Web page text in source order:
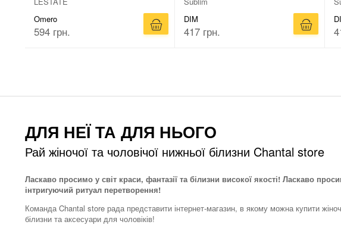
Omero
594 грн.
DIM
417 грн.
ДЛЯ НЕЇ ТА ДЛЯ НЬОГО
Рай жіночої та чоловічої нижньої білизни Chantal store
Ласкаво просимо у світ краси, фантазії та білизни високої якості! Ласкаво
інтригуючий ритуал перетворення!
Команда Chantal store рада представити інтернет-магазин, в якому можна купити
білизни та аксесуари для чоловіків!